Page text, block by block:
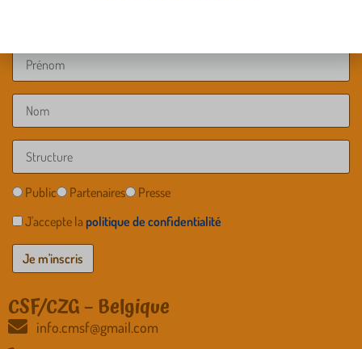
Public Partenaires
Presse
J'accepte la politique de confidentialité
CSF/CZG – Belgique
info.cmsf@gmail.com